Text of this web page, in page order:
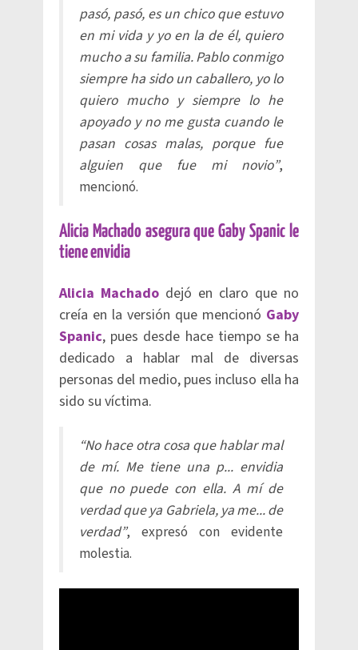
pasó, pasó, es un chico que estuvo
en mi vida y yo en la de él, quiero
mucho a su familia. Pablo conmigo
siempre ha sido un caballero, yo lo
quiero mucho y siempre lo he
apoyado y no me gusta cuando le
pasan cosas malas, porque fue
alguien que fue mi novio”,
mencionó.
Alicia Machado asegura que Gaby Spanic le
tiene envidia
Alicia Machado dejó en claro que no
creía en la versión que mencionó Gaby
Spanic, pues desde hace tiempo se ha
dedicado a hablar mal de diversas
personas del medio, pues incluso ella ha
sido su víctima.
“No hace otra cosa que hablar mal
de mí. Me tiene una p... envidia
que no puede con ella. A mí de
verdad que ya Gabriela, ya me... de
verdad”, expresó con evidente
molestia.